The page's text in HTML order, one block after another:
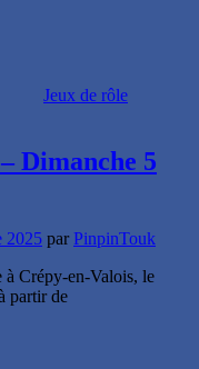
Jeux de rôle
Dimanche 5
2025 par PinpinTouk
Crépy-en-Valois, le
partir de